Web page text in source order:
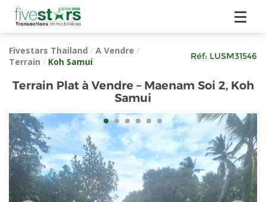
Fivestars Thailand / A Vendre /
Terrain / Koh Samui
Réf: LUSM31546
Terrain Plat à Vendre – Maenam Soi 2, Koh
Samui